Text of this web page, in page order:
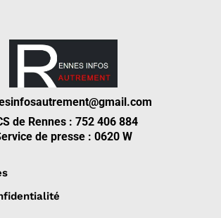
de Rennes : 752 406 884
de presse : 0620 W